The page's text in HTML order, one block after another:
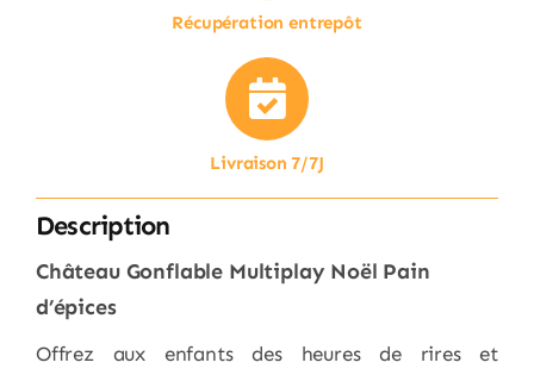
Récupération entrepôt
Livraison 7/7J
Description
Château Gonflable Multiplay Noël Pain
d’épices
Offrez aux enfants des heures de rires et